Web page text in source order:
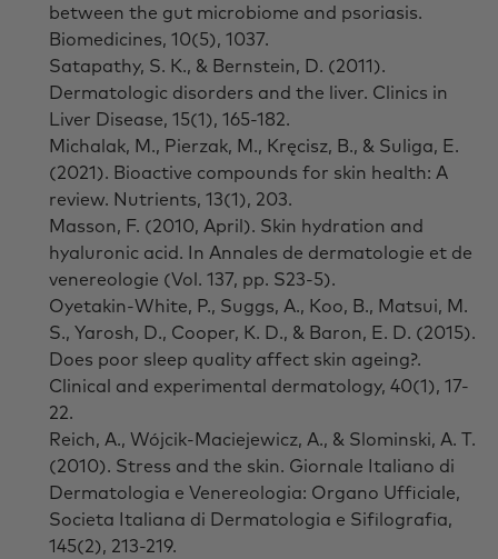
between the gut microbiome and psoriasis.
Biomedicines, 10(5), 1037.
Satapathy, S. K., & Bernstein, D. (2011).
Dermatologic disorders and the liver. Clinics in
Liver Disease, 15(1), 165-182.
Michalak, M., Pierzak, M., Kręcisz, B., & Suliga, E.
(2021). Bioactive compounds for skin health: A
review. Nutrients, 13(1), 203.
Masson, F. (2010, April). Skin hydration and
hyaluronic acid. In Annales de dermatologie et de
venereologie (Vol. 137, pp. S23-5).
Oyetakin‐White, P., Suggs, A., Koo, B., Matsui, M.
S., Yarosh, D., Cooper, K. D., & Baron, E. D. (2015).
Does poor sleep quality affect skin ageing?.
Clinical and experimental dermatology, 40(1), 17-
22.
Reich, A., Wójcik-Maciejewicz, A., & Slominski, A. T.
(2010). Stress and the skin. Giornale Italiano di
Dermatologia e Venereologia: Organo Ufficiale,
Societa Italiana di Dermatologia e Sifilografia,
145(2), 213-219.